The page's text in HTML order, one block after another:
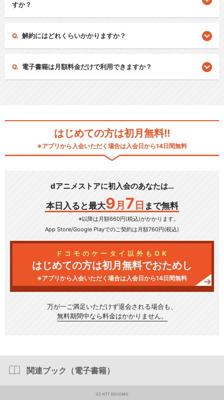
すか？
解約にはどれくらいかかりますか？
電子書籍は月額料金だけで利用できますか？
はじめての方は初月無料!!
※アプリから入会いただく場合は入会日から14日間無料
dアニメストアに初入会のあなたは…
本日入ると最大9 月 7 日 まで無料
※以降は月額660円(税込)がかかります。
App Store/Google Playでのご契約は月額760円(税込)
ドコモのケータイ以外もOK
はじめての方は初月無料でおためし
※アプリから入会いただく場合は入会日から14日間無料
万が一ご満足いただけず退会される場合も、
無料期間中なら料金はかかりません。
関連ブック（電子書籍）
(C) NTT DOCOMO